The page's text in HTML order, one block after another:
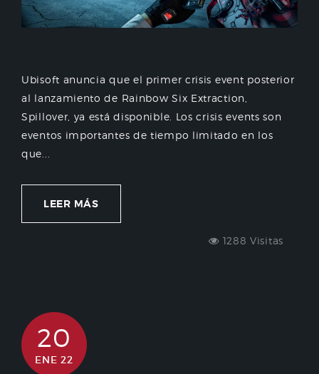
Ubisoft anuncia que el primer crisis event posterior
al lanzamiento de Rainbow Six Extraction,
Spillover, ya está disponible. Los crisis events son
eventos importantes de tiempo limitado en los
que...
LEER MÁS
1288 Visitas
20
ENE 22